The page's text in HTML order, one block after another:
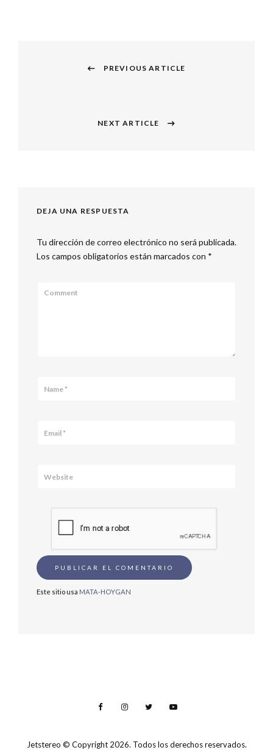
PREVIOUS ARTICLE
NEXT ARTICLE
DEJA UNA RESPUESTA
Tu dirección de correo electrónico no será publicada.
Los campos obligatorios están marcados con *
Este sitio usa MATA-HOYGAN
Jetstereo © Copyright 2026. Todos los derechos reservados.